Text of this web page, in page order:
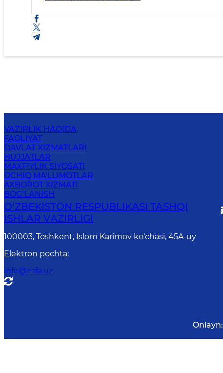
VAZIRLIK HAQIDA
FAOLIYAT
DAVLAT XIZMATLARI
HUJJATLAR
MAXFIYLIK SIYOSATI
OCHIQ MA'LUMOTLAR
AXBOROT XIZMATI
BOG‘LANISH
O‘ZBЕKISTОN RЕSPUBLIKАSI TASHQI
ISHLАR VАZIRLIGI
100003, Toshkent, Islom Karimov ko‘chasi, 45A-uy
Elektron pochta:
info@mfa.uz
Onlayn: